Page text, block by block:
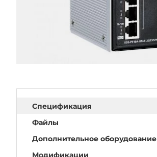
Спецификация
Файлы
Дополнительное оборудование
Модификации